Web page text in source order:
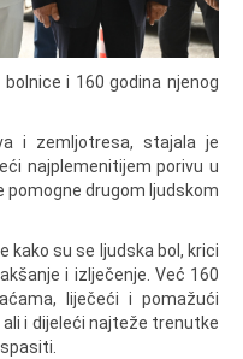
i 160 godina njenog
i zemljotresa, stajala je
najplemenitijem porivu u
pomogne drugom ljudskom
kako su se ljudska bol, krici
i izlječenje. Već 160
liječeći i pomažući
i dijeleći najteže trenutke